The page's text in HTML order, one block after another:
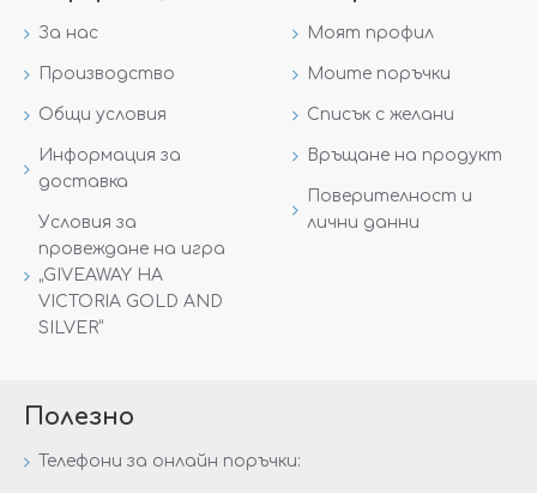
За нас
Производство
Общи условия
Информация за
доставка
Условия за
провеждане на игра
„GIVEAWAY НА
VICTORIA GOLD AND
SILVER“
Моят профил
Моите поръчки
Списък с желани
Връщане на продукт
Поверителност и
лични данни
Полезно
Телефони за онлайн поръчки: